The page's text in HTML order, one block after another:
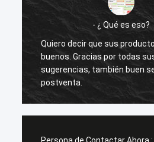
- ¿ Qué es eso?
que sus productos son muy
por todas sus
también buen servicio